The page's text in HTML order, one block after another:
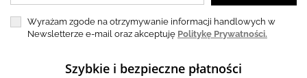
Wyrażam zgode na otrzymywanie informacji handlowych w
Newsletterze e-mail oraz akceptuję Politykę Prywatności.
Szybkie i bezpieczne płatności